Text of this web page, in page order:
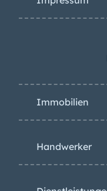
Immobilien
Dienstleistungen